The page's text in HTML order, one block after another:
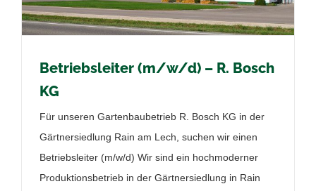
Betriebsleiter (m/w/d) – R. Bosch
KG
Für unseren Gartenbaubetrieb R. Bosch KG in der
Gärtnersiedlung Rain am Lech, suchen wir einen
Betriebsleiter (m/w/d) Wir sind ein hochmoderner
Produktionsbetrieb in der Gärtnersiedlung in Rain